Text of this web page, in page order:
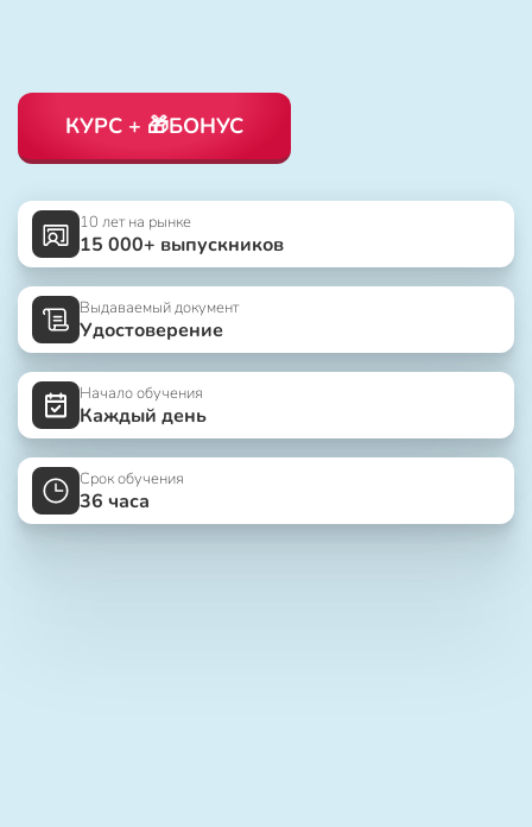
КУРС + 🎁БОНУС
10 лет на рынке
15 000+ выпускников
Выдаваемый документ
Удостоверение
Начало обучения
Каждый день
Срок обучения
36 часа